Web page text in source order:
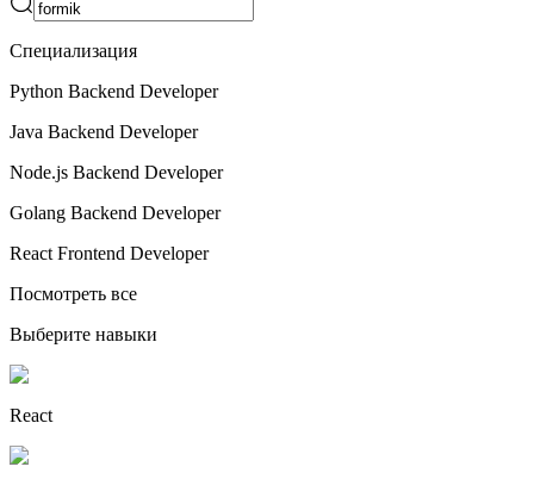
Специализация
Python Backend Developer
Java Backend Developer
Node.js Backend Developer
Golang Backend Developer
React Frontend Developer
Посмотреть все
Выберите навыки
React